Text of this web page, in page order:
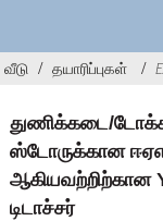
வீடு தயாரிப்புகள்
துணிக்கடை/
ஸ்டோருக்கான
ஆகியவற்றிற்கான
டிடாச்சர்